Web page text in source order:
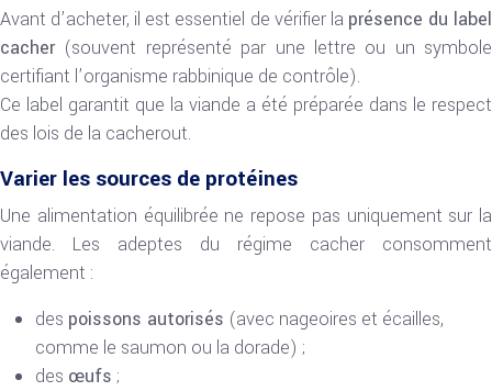
Avant d’acheter, il est essentiel de vérifier la présence du label
cacher(souvent représenté par une lettre ou un symbole
certifiant l’organisme rabbinique de contrôle).
Ce label garantit que la viande a été préparée dans le respect
des lois de la cacherout.
Varier les sources de protéines
Une alimentation équilibrée ne repose pas uniquement sur la
viande. Les adeptes du régime cacher consomment
également :
des poissons autorisés (avec nageoires et écailles,
comme le saumon ou la dorade) ;
des œufs ;